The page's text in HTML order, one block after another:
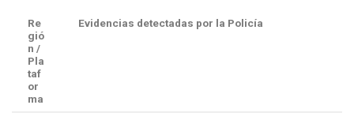
Re
gió
n /
Pla
taf
or
ma
Evidencias detectadas por la Policía